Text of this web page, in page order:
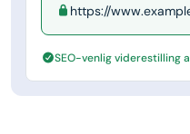
https://
SEO-venlig viderestilling